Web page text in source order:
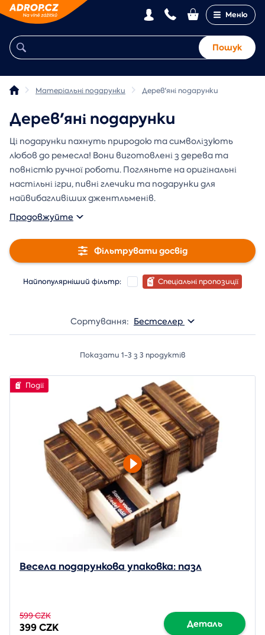
Меню
Пошук
Матеріальні подарунки Дерев'яні подарунки
Дерев'яні подарунки
Ці подарунки пахнуть природою та символізують
любов до ремесла! Вони виготовлені з дерева та
повністю ручної роботи. Погляньте на оригінальні
настільні ігри, пивні глечики та подарунки для
найвибагливіших джентльменів.
Продовжуйте
Фільтрувати досвід
Найпопулярніший фільтр: Спеціальні пропозиції
Сортування: Бестселер
Показати 1-3 з 3 продуктів
Події
Весела подарункова упаковка: пазл
599 CZK
399 CZK Деталь